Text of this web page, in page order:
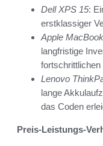
Dell XPS 15:
erstklassiger
Apple
langfristige
Lenovo
lange
das Coden
Preis-Leistungs-